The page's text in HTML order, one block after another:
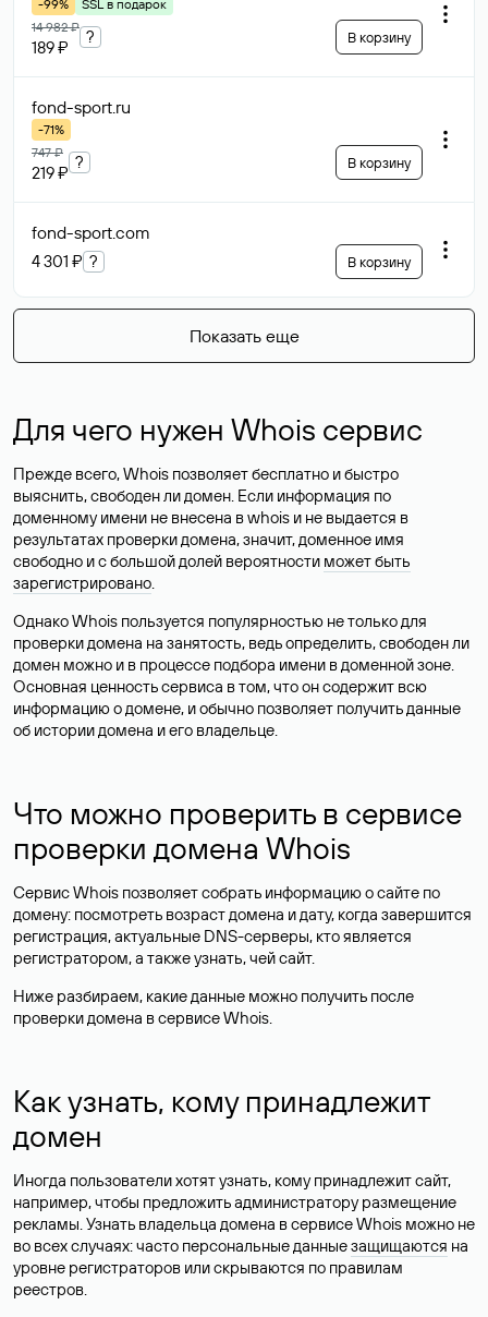
-99%
SSL в подарок
14 982 ₽
189 ₽
? В корзину
fond-sport.ru
-71%
747 ₽
219 ₽
? В корзину
fond-sport.com
4 301 ₽ ? В корзину
Показать еще
Для чего нужен Whois сервис
Прежде всего, Whois позволяет бесплатно и быстро
выяснить, свободен ли домен. Если информация по
доменному имени не внесена в whois и не выдается в
результатах проверки домена, значит, доменное имя
свободно и с большой долей вероятности может быть
зарегистрировано.
Однако Whois пользуется популярностью не только для
проверки домена на занятость, ведь определить, свободен ли
домен можно и в процессе подбора имени в доменной зоне.
Основная ценность сервиса в том, что он содержит всю
информацию о домене, и обычно позволяет получить данные
об истории домена и его владельце.
Что можно проверить в сервисе
проверки домена Whois
Сервис Whois позволяет собрать информацию о сайте по
домену: посмотреть возраст домена и дату, когда завершится
регистрация, актуальные DNS-серверы, кто является
регистратором, а также узнать, чей сайт.
Ниже разбираем, какие данные можно получить после
проверки домена в сервисе Whois.
Как узнать, кому принадлежит
домен
Иногда пользователи хотят узнать, кому принадлежит сайт,
например, чтобы предложить администратору размещение
рекламы. Узнать владельца домена в сервисе Whois можно не
во всех случаях: часто персональные данныезащищаются на
уровне регистраторов или скрываются по правилам
реестров.